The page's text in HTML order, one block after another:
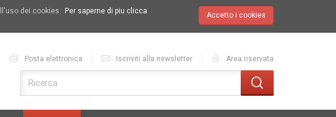
dei cookies.
Per saperne di piu clicca
Accetto i cookies
Posta elettronica Iscriviti alla newsletter Area riservata